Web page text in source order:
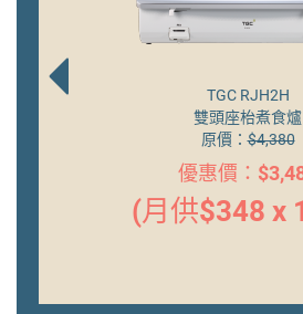
TGC RJH2HT
「依時」火霸王
原價：$4,480
優惠價：
(月供$358 x